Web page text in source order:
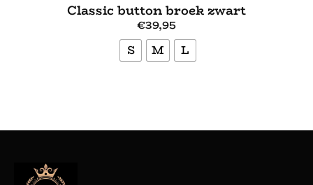
Classic button broek zwart
€39,95
S
M L